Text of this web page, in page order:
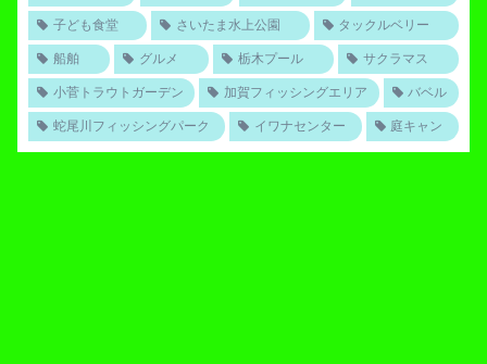
子ども食堂 さいたま水上公園 タックルベリー
船舶 グルメ 栃木プール サクラマス
小菅トラウトガーデン 加賀フィッシングエリア バベル
蛇尾川フィッシングパーク イワナセンター 庭キャン